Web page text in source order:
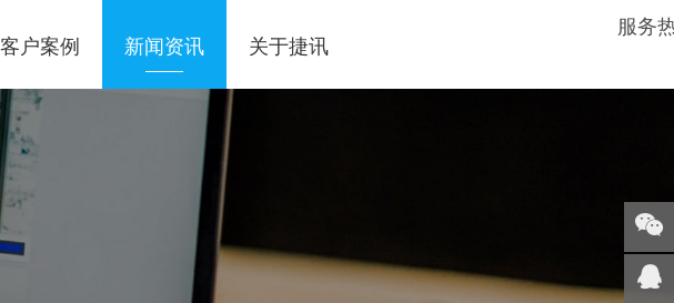
服务
客户案例 新闻资讯 关于捷讯
关注
微信